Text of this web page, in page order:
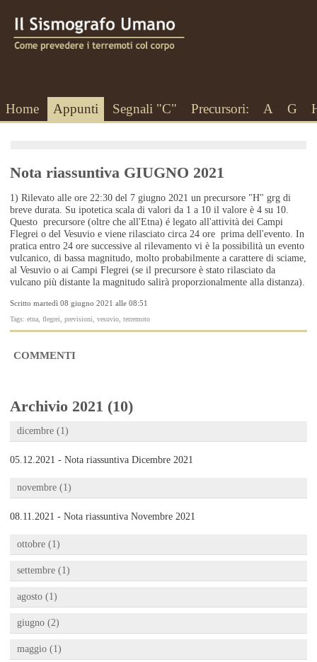
Home Appunti Segnali "C" Precursori: A G
Nota riassuntiva GIUGNO 2021
1) Rilevato alle ore 22:30 del 7 giugno 2021 un precursore "H" grg di
breve durata. Su ipotetica scala di valori da 1 a 10 il valore è 4 su 10.
Questo precursore (oltre che all'Etna) é legato all'attività dei Campi
Flegrei o del Vesuvio e viene rilasciato circa 24 ore prima dell'evento. In
pratica entro 24 ore successive al rilevamento vi è la possibilità un evento
vulcanico, di bassa magnitudo, molto probabilmente a carattere di sciame,
al Vesuvio o ai Campi Flegrei (se il precursore è stato rilasciato da
vulcano più distante la magnitudo salirà proporzionalmente alla distanza).
Scritto martedì 08 giugno 2021 alle 08:51
Tags: etna, flegrei, previsioni, vesuvio, terremoto
COMMENTI
Archivio 2021 (10)
dicembre (1)
05.12.2021 - Nota riassuntiva Dicembre 2021
novembre (1)
08.11.2021 - Nota riassuntiva Novembre 2021
ottobre (1)
settembre (1)
agosto (1)
giugno (2)
maggio (1)